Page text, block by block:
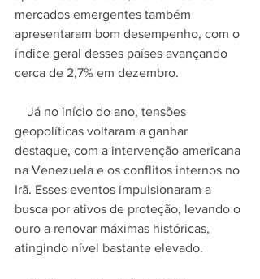
mercados emergentes também
apresentaram bom desempenho, com o
índice geral desses países avançando
cerca de 2,7% em dezembro.
Já no início do ano, tensões
geopolíticas voltaram a ganhar
destaque, com a intervenção americana
na Venezuela e os conflitos internos no
Irã. Esses eventos impulsionaram a
busca por ativos de proteção, levando o
ouro a renovar máximas históricas,
atingindo nível bastante elevado.